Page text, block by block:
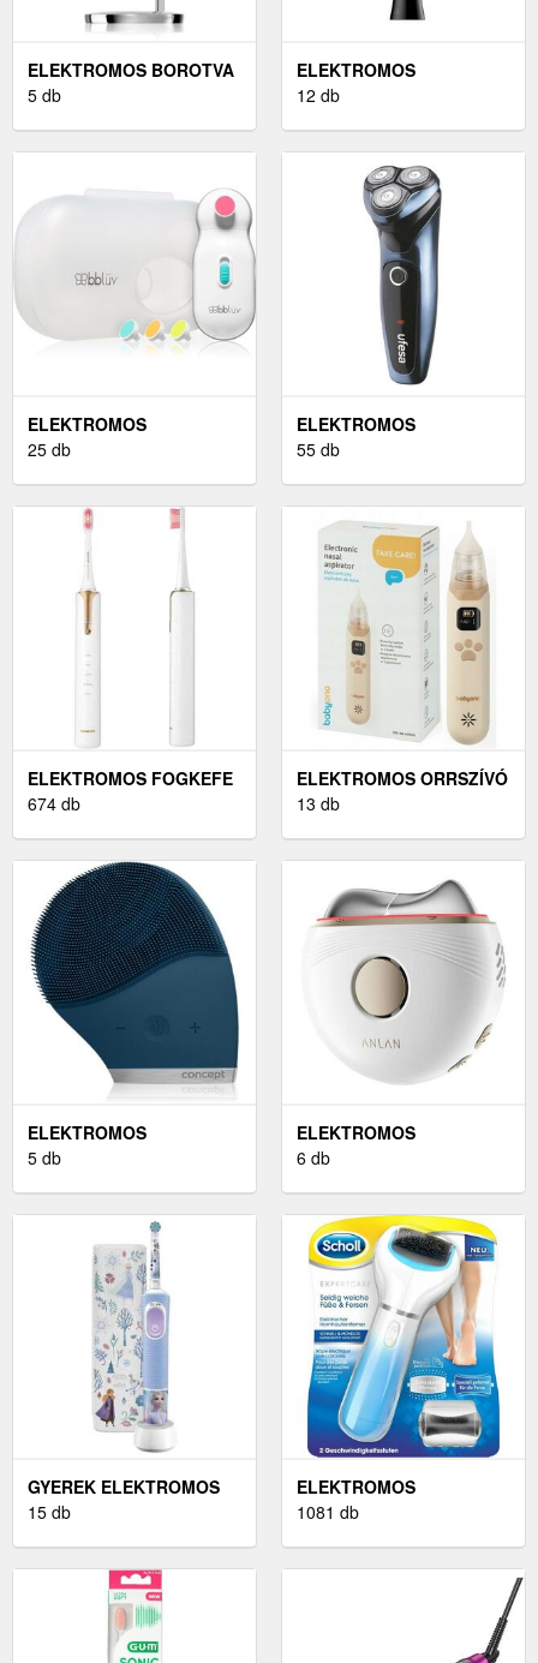
ELEKTROMOS BOROTVA
KIEGÉSZÍTŐK
5 db
ELEKTROMOS
FOGKEFÉK ÉS
12 db
ELEKTROMOS
KÖRÖMRESZELŐK
25 db
ELEKTROMOS
BOROTVÁK
55 db
ELEKTROMOS FOGKEFE
674 db
ELEKTROMOS ORRSZÍVÓ
13 db
ELEKTROMOS
MITESSZER ELTÁVOLÍTÓ
5 db
ELEKTROMOS
MASSZÍROZÓ KÉSZÜLÉK
6 db
GYEREK ELEKTROMOS
FOGKEFE
15 db
ELEKTROMOS
1081 db